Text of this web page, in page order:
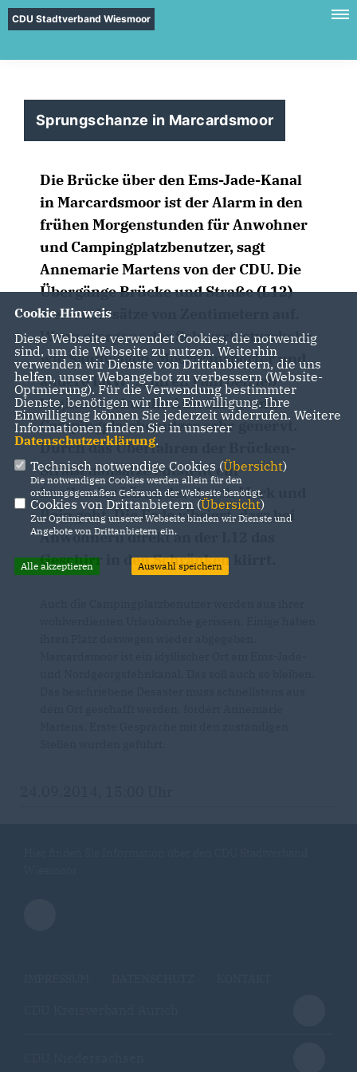
CDU Stadtverband Wiesmoor
Sprungschanze in Marcardsmoor
Die Brücke über den Ems-Jade-Kanal
in Marcardsmoor ist der Alarm in den
frühen Morgenstunden für Anwohner
und Campingplatzbenutzer, sagt
Annemarie Martens von der CDU. Die
Übergänge Brücke und Straße (L12)
weisen Absätze von Zentimetern auf.
Wenn morgens der Schwerlastverkehr,
wie Sandwagen, Moortransporter und
andere LKW`s, ihren Fahrbetrieb
beginnen, sind die Anwohner und
Campingplatzbenutzer sehr genervt.
Durch das Überfahren der Brücken-
Straßenansätze entsteht ein
knallender Lärm, der durch Mark und
Bein geht. Die Erde vibriert, dass bei
Anwohnern direkt an der L12 das
Geschirr in den Schränken klirrt.
Cookie Hinweis
Diese Webseite verwendet Cookies, die notwendig
sind, um die Webseite zu nutzen. Weiterhin
verwenden wir Dienste von Drittanbietern, die uns
helfen, unser Webangebot zu verbessern (Website-
Optmierung). Für die Verwendung bestimmter
Dienste, benötigen wir Ihre Einwilligung. Ihre
Einwilligung können Sie jederzeit widerrufen. Weitere
Informationen finden Sie in unserer
Datenschutzerklärung.
Technisch notwendige Cookies (Übersicht)
Die notwendigen Cookies werden allein für den
ordnungsgemäßen Gebrauch der Webseite benötigt.
Cookies von Drittanbietern (Übersicht)
Zur Optimierung unserer Webseite binden wir Dienste und
Angebote von Drittanbietern ein.
Alle akzeptieren Auswahl speichern